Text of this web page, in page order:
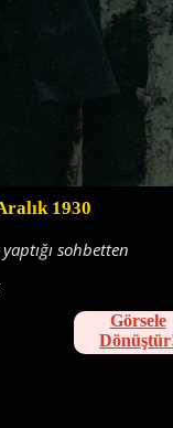
1930
sohbetten
Görsele